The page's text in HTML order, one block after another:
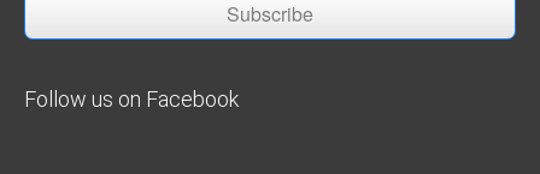
Subscribe
Follow us on Facebook